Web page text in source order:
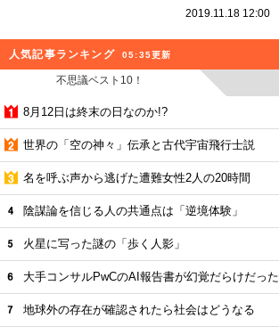
2019.11.18 12:00
人気記事ランキング 05:35更新
不思議ベスト10！
8月12日は終末の日なのか!?
世界の「空の神々」伝承と古代宇宙飛行士説
名を呼ぶ声から逃げた遭難女性2人の20時間
陰謀論を信じる人の共通点は「逆境体験」
火星に写った謎の「歩く人影」
大手コンサルPwCのAI報告書が幻覚だらけだった
地球外の存在が確認されたら社会はどうなる